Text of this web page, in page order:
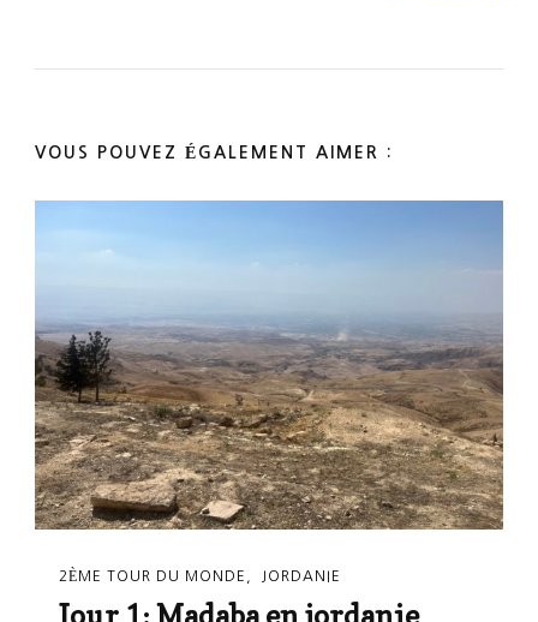
VOUS POUVEZ ÉGALEMENT AIMER :
2ÈME TOUR DU MONDE JORDANIE